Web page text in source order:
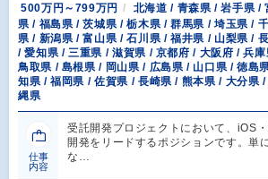
500万円～799万円
北海道 / 青森県 / 岩手県 /
県 / 福島県 / 茨城県 / 栃木県 / 群馬県 / 埼玉県 /
県 / 新潟県 / 富山県 / 石川県 / 福井県 / 山梨県 /
/ 愛知県 / 三重県 / 滋賀県 / 京都府 / 大阪府 / 兵
鳥取県 / 島根県 / 岡山県 / 広島県 / 山口県 / 徳島
知県 / 福岡県 / 佐賀県 / 長崎県 / 熊本県 / 大分県
縄県
仕事
内容
受託開発プロジェクトにおいて、iOS
開発をリードするポジションです。単
な…